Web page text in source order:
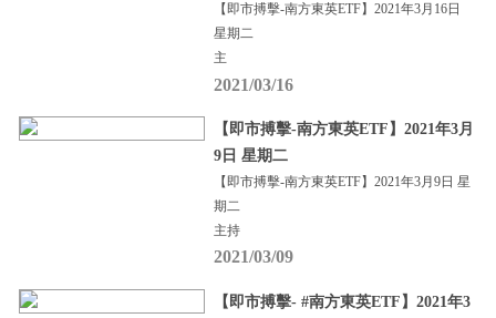
【即市搏擊-南方東英ETF】2021年3月16日
星期二
主
2021/03/16
【即市搏擊-南方東英ETF】2021年3月
9日 星期二
【即市搏擊-南方東英ETF】2021年3月9日 星
期二
主持
2021/03/09
【即市搏擊- #南方東英ETF】2021年3